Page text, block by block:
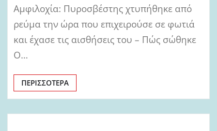
Αμφιλοχία: Πυροσβέστης χτυπήθηκε από
ρεύμα την ώρα που επιχειρούσε σε φωτιά
και έχασε τις αισθήσεις του – Πώς σώθηκε
O…
ΠΕΡΙΣΣΌΤΕΡΑ